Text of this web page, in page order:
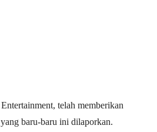
telah memberikan
baru-baru ini dilaporkan.